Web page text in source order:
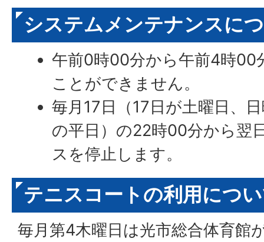
システムメンテナンスに
午前0時00分から午前4時00
ことができません。
毎月17日（17日が土曜日、
の平日）の22時00分から翌
スを停止します。
テニスコートの利用につ
毎月第4木曜日は光市総合体育館